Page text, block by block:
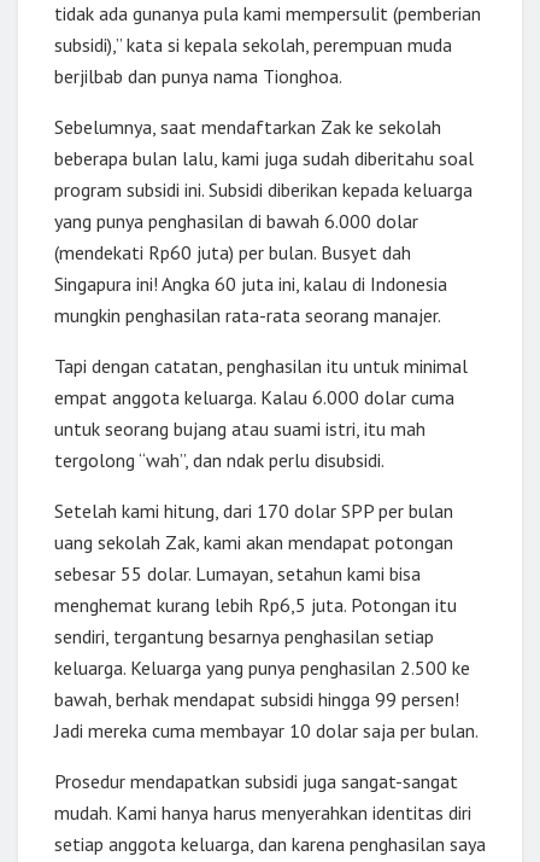
tidak ada gunanya pula kami mempersulit (pemberian
subsidi),” kata si kepala sekolah, perempuan muda
berjilbab dan punya nama Tionghoa.
Sebelumnya, saat mendaftarkan Zak ke sekolah
beberapa bulan lalu, kami juga sudah diberitahu soal
program subsidi ini. Subsidi diberikan kepada keluarga
yang punya penghasilan di bawah 6.000 dolar
(mendekati Rp60 juta) per bulan. Busyet dah
Singapura ini! Angka 60 juta ini, kalau di Indonesia
mungkin penghasilan rata-rata seorang manajer.
Tapi dengan catatan, penghasilan itu untuk minimal
empat anggota keluarga. Kalau 6.000 dolar cuma
untuk seorang bujang atau suami istri, itu mah
tergolong “wah”, dan ndak perlu disubsidi.
Setelah kami hitung, dari 170 dolar SPP per bulan
uang sekolah Zak, kami akan mendapat potongan
sebesar 55 dolar. Lumayan, setahun kami bisa
menghemat kurang lebih Rp6,5 juta. Potongan itu
sendiri, tergantung besarnya penghasilan setiap
keluarga. Keluarga yang punya penghasilan 2.500 ke
bawah, berhak mendapat subsidi hingga 99 persen!
Jadi mereka cuma membayar 10 dolar saja per bulan.
Prosedur mendapatkan subsidi juga sangat-sangat
mudah. Kami hanya harus menyerahkan identitas diri
setiap anggota keluarga, dan karena penghasilan saya